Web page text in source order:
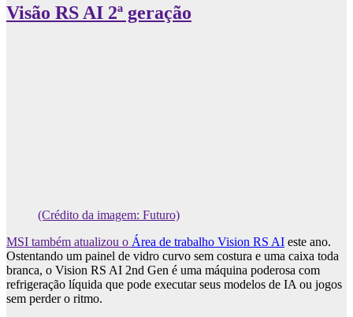
Visão RS AI 2ª geração
(Crédito da imagem: Futuro)
MSI também atualizou o Área de trabalho Vision RS AI este ano.
Ostentando um painel de vidro curvo sem costura e uma caixa toda
branca, o Vision RS AI 2nd Gen é uma máquina poderosa com
refrigeração líquida que pode executar seus modelos de IA ou jogos
sem perder o ritmo.